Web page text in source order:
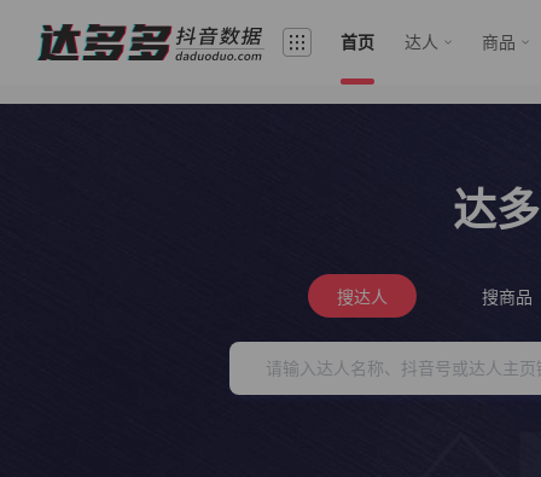
首页 达人 商品
达
搜达人 搜商品